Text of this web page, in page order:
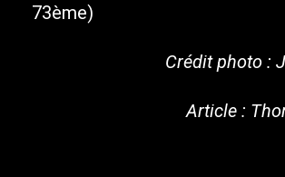
73ème)
Crédit photo :
Article :